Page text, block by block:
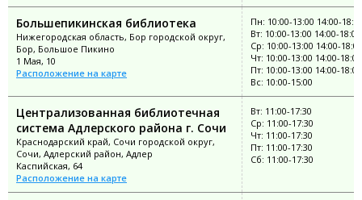
Большепикинская библиотека
Нижегородская область, Бор городской округ,
Бор, Большое Пикино
1 Мая, 10
Расположение на карте
Пн: 10:00-13:00 14:00-
Вт: 10:00-13:00 14:00-18:00
Ср: 10:00-13:00 14:00-18:00
Чт: 10:00-13:00 14:00-18:00
Пт: 10:00-13:00 14:00-18:00
Вс: 10:00-15:00
Централизованная библиотечная
система Адлерского района г. Сочи
Краснодарский край, Сочи городской округ,
Сочи, Адлерский район, Адлер
Каспийская, 64
Расположение на карте
Вт: 11:00-17:30
Ср: 11:00-17:30
Чт: 11:00-17:30
Пт: 11:00-17:30
Сб: 11:00-17:30